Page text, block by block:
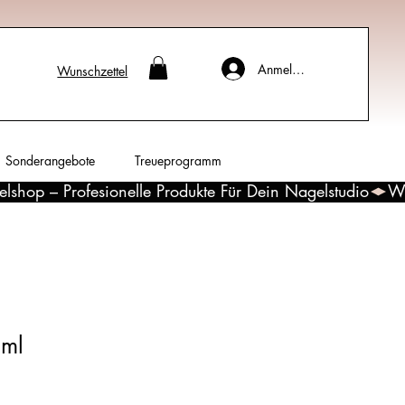
Wunschzettel Anmelden
Sonderangebote Treueprogramm